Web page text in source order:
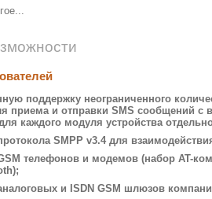
поддержку неограниченного
приема и отправки SMS сообщений с
каждого модуля устройства
SMPP v3.4 для
телефонов и модемов (набор AT-
и ISDN GSM шлюзов